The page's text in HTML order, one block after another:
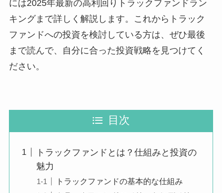
には2025年最新の高利回りトラックファンドラン
キングまで詳しく解説します。これからトラック
ファンドへの投資を検討している方は、ぜひ最後
まで読んで、自分に合った投資戦略を見つけてく
ださい。
目次
トラックファンドとは？仕組みと投資の
魅力
トラックファンドの基本的な仕組み